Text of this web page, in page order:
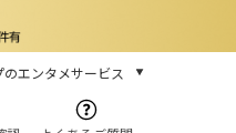
エンタメサービス